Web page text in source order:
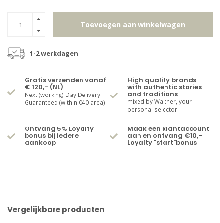
Toevoegen aan winkelwagen
1-2 werkdagen
Gratis verzenden vanaf
€ 120,- (NL)
Next (working) Day Delivery
Guaranteed (within 040 area)
High quality brands
with authentic stories
and traditions
mixed by Walther, your
personal selector!
Ontvang 5% Loyalty
bonus bij iedere
aankoop
Maak een klantaccount
aan en ontvang €10,-
Loyalty "start"bonus
Vergelijkbare producten